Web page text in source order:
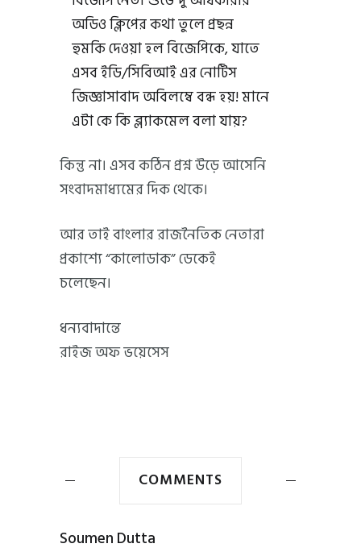
অডিও ক্লিপের কথা তুলে প্রছন্ন
হুমকি দেওয়া হল বিজেপিকে, যাতে
এসব ইডি/সিবিআই এর নোটিস
জিজ্ঞাসাবাদ অবিলম্বে বন্ধ হয়! মানে
এটা কে কি ব্ল্যাকমেল বলা যায়?
কিন্তু না। এসব কঠিন প্রশ্ন উড়ে আসেনি
সংবাদমাধ্যমের দিক থেকে।
আর তাই বাংলার রাজনৈতিক নেতারা
প্রকাশ্যে “কালোডাক” ডেকেই
চলেছেন।
ধন্যবাদান্তে
রাইজ অফ ভয়েসেস
COMMENTS
Soumen Dutta